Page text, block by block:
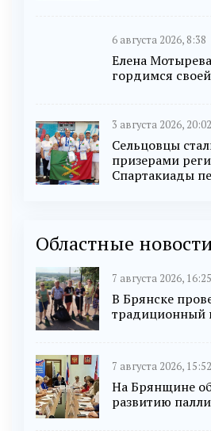
6 августа 2026, 8:38
Елена
гордимся
3 августа 2026, 20:02
Сельцовцы
призерами
Спартакиады
Областные
7 августа 2026, 16:25
В Брянске
традиционный
7 августа 2026, 15:52
На Брянщине
развитию